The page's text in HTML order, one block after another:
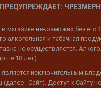
магазине невозможно без
алкогольная и табачная
не осуществляется.
18 лет)
исключительным
- Сайт). Доступ к Сайту